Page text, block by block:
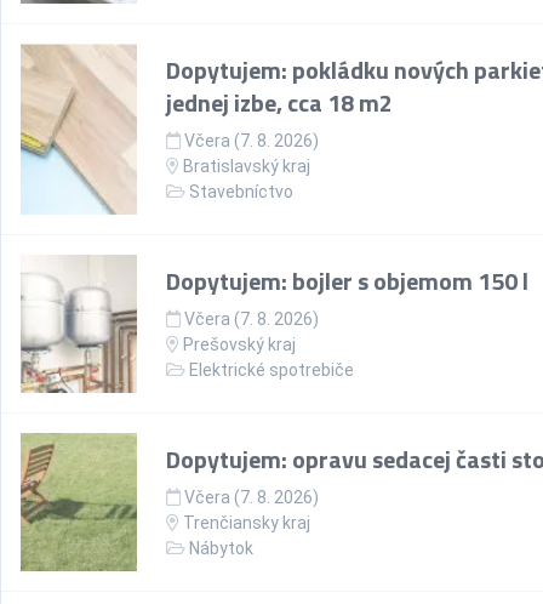
Dopytujem: pokládku nových
jednej izbe, cca 18 m2
Včera (7. 8. 2026)
Bratislavský kraj
Stavebníctvo
Dopytujem: bojler s objemom 150 l
Včera (7. 8. 2026)
Prešovský kraj
Elektrické spotrebiče
Dopytujem: opravu sedacej časti
Včera (7. 8. 2026)
Trenčiansky kraj
Nábytok